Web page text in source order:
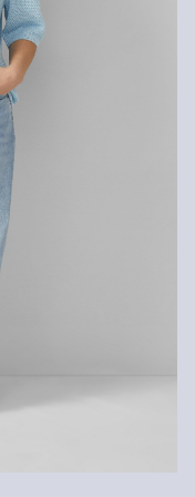
Die
vom
14 Tagen nach
Card und VIP
Zeit, um ihre Artikel
& FAQ